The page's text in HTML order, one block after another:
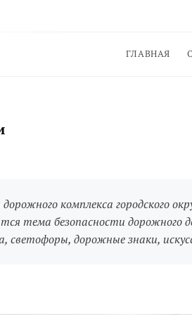
ГЛАВНАЯ
комплекса городского
тема безопасности дорожного
светофоры, дорожные знаки,